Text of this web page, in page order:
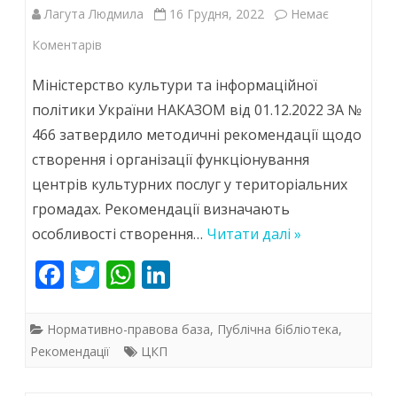
Лагута Людмила 16 Грудня, 2022
Немає
Коментарів
затвердило
рекомендації
щодо
й
роботи
центрів
культурних
послуг
Міністерство культури та інформаційної
політики України НАКАЗОМ від 01.12.2022 ЗА №
466 затвердило методичні рекомендації щодо
створення і організації функціонування
центрів культурних послуг у територіальних
громадах. Рекомендації визначають
особливості створення… Читати далі »
F
e
b
T
itt
er
W
at
s
k
Нормативно-правова база, Публічна бібліотека,
Рекомендації
ЦКП